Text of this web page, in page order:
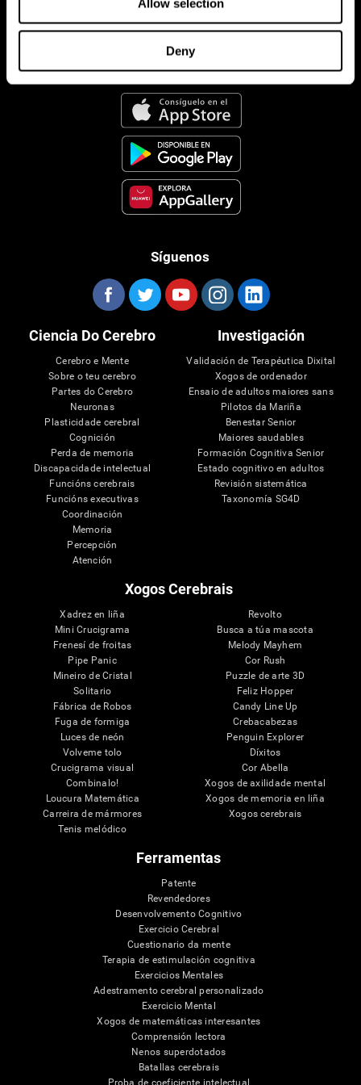
Allow selection
Deny
Aplicación CogniFit
Síguenos
Ciencia Do Cerebro
Cerebro e Mente
Sobre o teu cerebro
Partes do Cerebro
Neuronas
Plasticidade cerebral
Cognición
Perda de memoria
Discapacidade intelectual
Funcións cerebrais
Funcións executivas
Coordinación
Memoria
Percepción
Atención
Investigación
Validación de Terapéutica Dixital
Xogos de ordenador
Ensaio de adultos maiores sans
Pilotos da Mariña
Benestar Senior
Maiores saudables
Formación Cognitiva Senior
Estado cognitivo en adultos
Revisión sistemática
Taxonomía SG4D
Xogos Cerebrais
Xadrez en liña
Mini Crucigrama
Frenesí de froitas
Pipe Panic
Mineiro de Cristal
Solitario
Fábrica de Robos
Fuga de formiga
Luces de neón
Volveme tolo
Crucigrama visual
Combinalo!
Loucura Matemática
Carreira de mármores
Tenis melódico
Revolto
Busca a túa mascota
Melody Mayhem
Cor Rush
Puzzle de arte 3D
Feliz Hopper
Candy Line Up
Crebacabezas
Penguin Explorer
Díxitos
Cor Abella
Xogos de axilidade mental
Xogos de memoria en liña
Xogos cerebrais
Ferramentas
Patente
Revendedores
Desenvolvemento Cognitivo
Exercicio Cerebral
Cuestionario da mente
Terapia de estimulación cognitiva
Exercicios Mentales
Adestramento cerebral personalizado
Exercicio Mental
Xogos de matemáticas interesantes
Comprensión lectora
Nenos superdotados
Batallas cerebrais
Proba de coeficiente intelectual